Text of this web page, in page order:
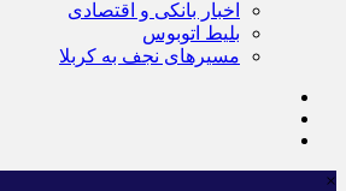
اخبار بانکی و اقتصادی
بلیط اتوبوس
مسیرهای نجف به کربلا
×